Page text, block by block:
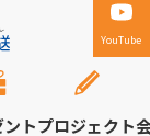
YouTube
トプロジェクト